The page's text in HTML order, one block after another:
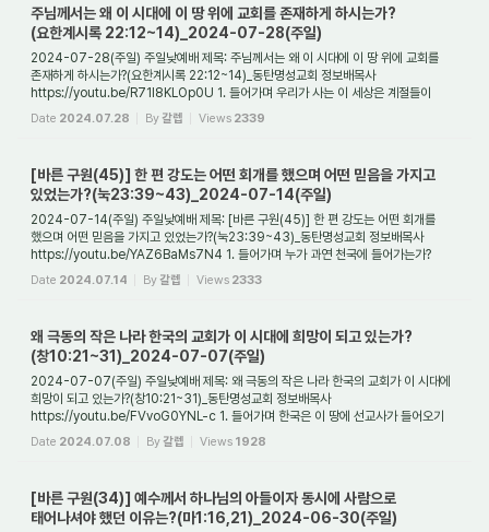
주님께서는 왜 이 시대에 이 땅 위에 교회를 존재하게 하시는가?
(요한계시록 22:12~14)_2024-07-28(주일)
2024-07-28(주일) 주일낮예배 제목: 주님께서는 왜 이 시대에 이 땅 위에 교회를
존재하게 하시는가?(요한계시록 22:12~14)_동탄명성교회 정보배목사
https://youtu.be/R71l8KLOp0U 1. 들어가며 우리가 사는 이 세상은 계절들이
있다. 봄과 여름, 가을과 겨울...
Date 2024.07.28 By갈렙 Views 2339
[바른 구원(45)] 한 편 강도는 어떤 회개를 했으며 어떤 믿음을 가지고
있었는가?(눅23:39~43)_2024-07-14(주일)
2024-07-14(주일) 주일낮예배 제목: [바른 구원(45)] 한 편 강도는 어떤 회개를
했으며 어떤 믿음을 가지고 있었는가?(눅23:39~43)_동탄명성교회 정보배목사
https://youtu.be/YAZ6BaMs7N4 1. 들어가며 누가 과연 천국에 들어가는가?
그것을 아는 것은 실로 우...
Date 2024.07.14 By갈렙 Views 2333
왜 극동의 작은 나라 한국의 교회가 이 시대에 희망이 되고 있는가?
(창10:21~31)_2024-07-07(주일)
2024-07-07(주일) 주일낮예배 제목: 왜 극동의 작은 나라 한국의 교회가 이 시대에
희망이 되고 있는가?(창10:21~31)_동탄명성교회 정보배목사
https://youtu.be/FVvoG0YNL-c 1. 들어가며 한국은 이 땅에 선교사가 들어오기
전까지 반만년의 역사를 가진 나라...
Date 2024.07.08 By갈렙 Views 1928
[바른 구원(34)] 예수께서 하나님의 아들이자 동시에 사람으로
태어나셔야 했던 이유는?(마1:16,21)_2024-06-30(주일)